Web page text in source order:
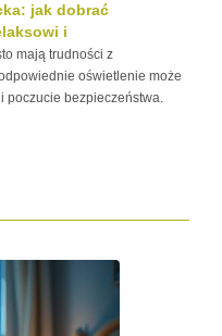
jak dobrać
i
mają trudności z
oświetlenie może
poczucie bezpieczeństwa.